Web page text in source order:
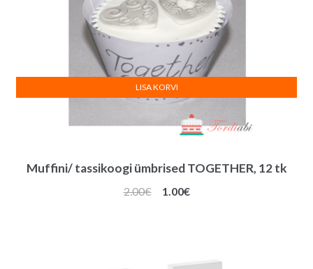
Muffini/ tassikoogi ümbrised TOGETHER, 12 tk
2.00€
Algne
1.00€Praegune
LISA KORVI